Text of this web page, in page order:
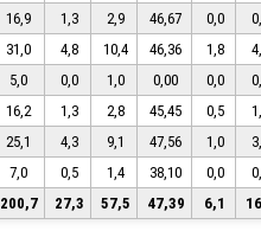
16,9 1,3 2,9 46,67 0,0
31,0 4,8 10,4 46,36 1,8
5,0 0,0 1,0 0,00 0,0
16,2 1,3 2,8 45,45 0,5
25,1 4,3 9,1 47,56 1,0
7,0 0,5 1,4 38,10 0,0
200,7 27,3 57,5 47,39 6,1